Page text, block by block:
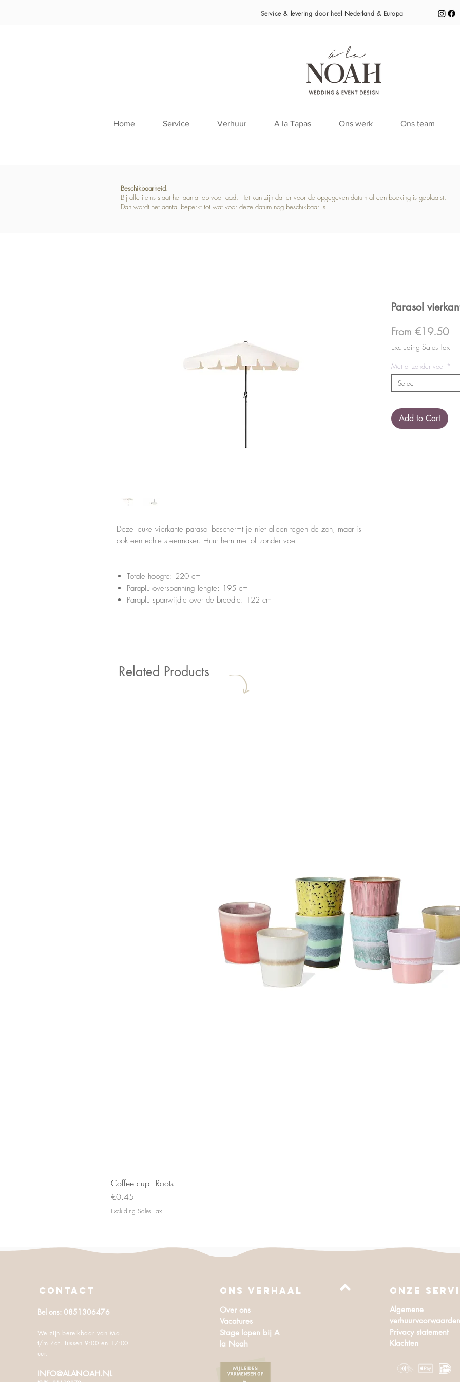
Service & levering door heel Nederland & Europa
Home Service Verhuur A la Tapas Ons werk Ons team
Beschikbaarheid.
Bij alle items staat het aantal op voorraad. Het kan zijn dat er voor de opgegeven datum al een boeking is geplaatst.
Dan wordt het aantal beperkt tot wat voor deze datum nog beschikbaar is.
Deze leuke vierkante parasol beschermt je niet alleen tegen de zon, maar is
ook een echte sfeermaker. Huur hem met of zonder voet.
Totale hoogte: 220 cm
Paraplu overspanning lengte: 195 cm
Paraplu spanwijdte over de breedte: 122 cm
Parasol
From €19.50
Excluding Sales Tax
Met of zonder voet *
Select
Add to Cart
Related Products
Coffee cup - Roots
Price
€0.45
Excluding Sales Tax
CONTACT
Bel ons: 0851306476
We zijn bereikbaar van Ma.
t/m Zat. tussen 9:00 en 17:00
uur.
INFO@ALANOAH.NL
ONS VERHAAL
Over ons
Vacatures
Stage lopen bij A
la Noah
Onze
Algemene
verhuurvoorwaarden
Privacy statement
Klachten